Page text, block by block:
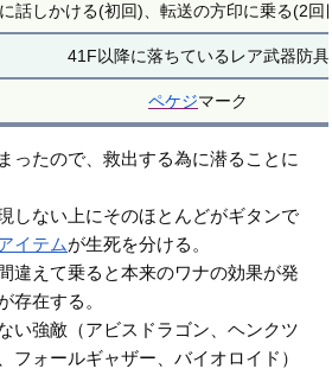
に話しかける(初回)、転送の方印に乗る(2回
41F以降に落ちているレア武器防具
ペケジマーク
ったので、救出する為に潜ることに
しない上にそのほとんどがギタンで
イテムが生死を分ける。
違えて乗ると本来のワナの効果が発
存在する。
い強敵（アビスドラゴン、ヘンクツ
フォールギャザー、バイオロイド）